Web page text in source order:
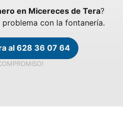
en Micereces de Tera?
problema con la fontanería.
al 628 36 07 64